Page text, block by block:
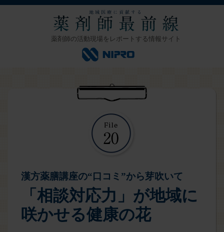
薬剤師の活動現場をレポートする情報サイト
漢方薬膳講座の“口コミ”から芽吹いて
「相談対応力」が地域に
咲かせる健康の花